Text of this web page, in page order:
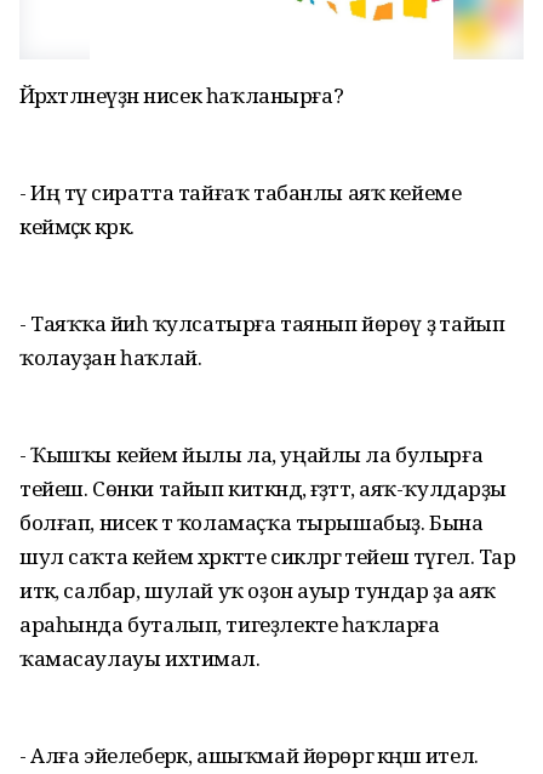
Йәрәхәтләнеүҙән нисек һаҡланырға?
- Иң тәү сиратта тайғаҡ табанлы аяҡ кейеме
кеймәҫкә кәрәк.
- Таяҡҡа йәиһә ҡулсатырға таянып йөрөү ҙә тайып
ҡолауҙан һаҡлай.
- Ҡышҡы кейем йылы ла, уңайлы ла булырға
тейеш. Сөнки тайып киткәндә, ғәҙәттә, аяҡ-ҡулдарҙы
болғап, нисек тә ҡоламаҫҡа тырышабыҙ. Бына
шул саҡта кейем хәрәкәтте сикләргә тейеш түгел. Тар
итәк, салбар, шулай уҡ оҙон ауыр тундар ҙа аяҡ
араһында буталып, тигеҙлекте һаҡларға
ҡамасаулауы ихтимал.
- Алға эйелеберәк, ашыҡмай йөрөргә кәңәш ителә.